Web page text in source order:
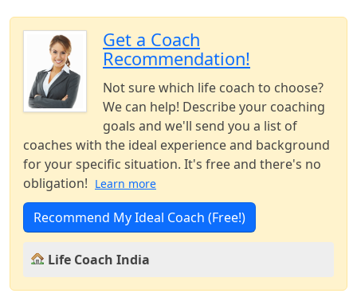
Get a Coach
Recommendation!
Not sure which life coach to choose?
We can help! Describe your coaching
goals and we'll send you a list of
coaches with the ideal experience and background
for your specific situation. It's free and there's no
obligation! Learn more
Recommend My Ideal Coach (Free!)
Life Coach India